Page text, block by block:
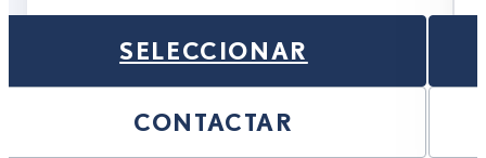
SELECCIONAR
CONTACTAR